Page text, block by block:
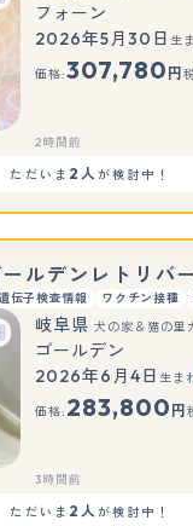
フォーン
2026年5月30日 生
価格:307,780 円
2時間前
ただいま 2人が検討中！
ールデンレトリバー
遺伝子検査情報 ワクチン接種
岐阜県 犬の家＆猫の里
ゴールデン
2026年6月4日 生ま
価格: 283,800 円
3時間前
ただいま 2人が検討中！